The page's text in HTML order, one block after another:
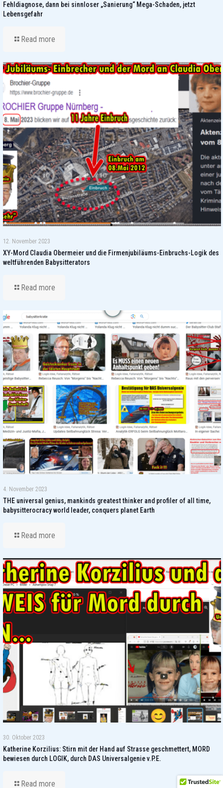
Fehldiagnose, dann bei sinnloser „Sanierung“ Mega-Schaden, jetzt
Lebensgefahr
Read more
12. November 2023
XY-Mord Claudia Obermeier und die Firmenjubiläums-Einbruchs-Logik des
weltführenden Babysitterators
Read more
4. November 2023
THE universal genius, mankinds greatest thinker and profiler of all time,
babysitterocracy world leader, conquers planet Earth
Read more
30. Oktober 2023
Katherine Korzilius: Stirn mit der Hand auf Strasse geschmettert, MORD
bewiesen durch LOGIK, durch DAS Universalgenie v.P.E.
Read more